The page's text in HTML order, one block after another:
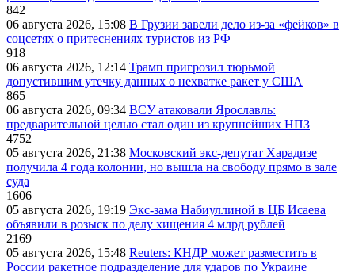
842
06 августа 2026, 15:08 В Грузии завели дело из-за «фейков» в
соцсетях о притеснениях туристов из РФ
918
06 августа 2026, 12:14 Трамп пригрозил тюрьмой
допустившим утечку данных о нехватке ракет у США
865
06 августа 2026, 09:34 ВСУ атаковали Ярославль:
предварительной целью стал один из крупнейших НПЗ
4752
05 августа 2026, 21:38 Московский экс-депутат Харадизе
получила 4 года колонии, но вышла на свободу прямо в зале
суда
1606
05 августа 2026, 19:19 Экс-зама Набиуллиной в ЦБ Исаева
объявили в розыск по делу хищения 4 млрд рублей
2169
05 августа 2026, 15:48 Reuters: КНДР может разместить в
России ракетное подразделение для ударов по Украине